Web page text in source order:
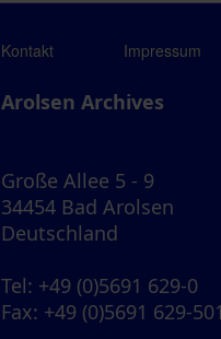
Kontakt Impressum
Arolsen Archives
Große Allee 5 - 9
34454 Bad Arolsen
Deutschland
Tel: +49 (0)5691 629-0
Fax: +49 (0)5691 629-